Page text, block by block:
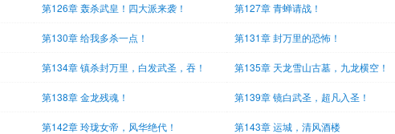
第126章 轰杀武皇！四大派来袭！ 第127章 青蝉请战！
第130章 给我多杀一点！ 第131章 封万里的恐怖！
第134章 镇杀封万里，白发武圣，吞！ 第135章 天龙雪山古墓，九龙横空！
第138章 金龙残魂！ 第139章 镜白武圣，超凡入圣！
第142章 玲珑女帝，风华绝代！ 第143章 运城，清风酒楼